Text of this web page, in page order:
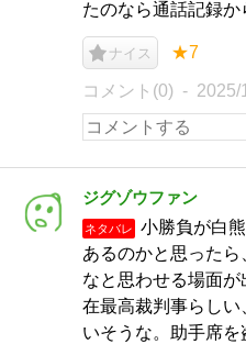
たのなら通話記録
ナイス ★7
コメント(0) 2025/
ジグゾウファン
ネタバレ
小勝負が白
あるのかと思った
なと思わせる場面
在最高裁判事らし
いそうな。助手席